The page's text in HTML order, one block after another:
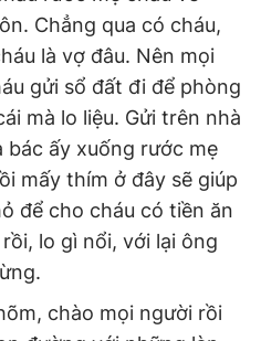
Chẳng qua có cháu,
là vợ đâu. Nên mọi
gửi sổ đất đi để phòng
mà lo liệu. Gửi trên nhà
bác ấy xuống rước mẹ
mấy thím ở đây sẽ giúp
để cho cháu có tiền ăn
lo gì nổi, với lại ông
chào mọi người rồi